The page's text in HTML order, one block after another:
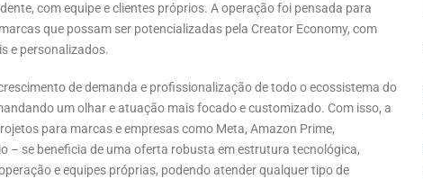
com equipe e clientes próprios. A operação foi pensada para
que possam ser potencializadas pela Creator Economy, com
e personalizados.
de demanda e profissionalização de todo o ecossistema do
um olhar e atuação mais focado e customizado. Com isso, a
para marcas e empresas como Meta, Amazon Prime,
– se beneficia de uma oferta robusta em estrutura tecnológica,
e equipes próprias, podendo atender qualquer tipo de